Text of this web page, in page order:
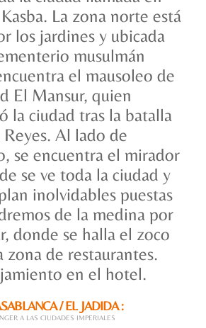
La zona norte está
los jardines y ubicada
musulmán
el mausoleo de
El Mansur, quien
la ciudad tras la batalla
Reyes. Al lado de
se encuentra el mirador
se ve toda la ciudad y
inolvidables puestas
de la medina por
donde se halla el zoco
de restaurantes.
en el hotel.
/ EL JADIDA :
A LAS CIUDADES IMPERIALES